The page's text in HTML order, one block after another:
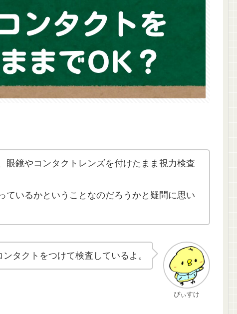
眼鏡やコンタクトレンズを付けたまま視力検査
ているかということなのだろうかと疑問に思い
ぴぃすけ
タクトをつけて検査しているよ。